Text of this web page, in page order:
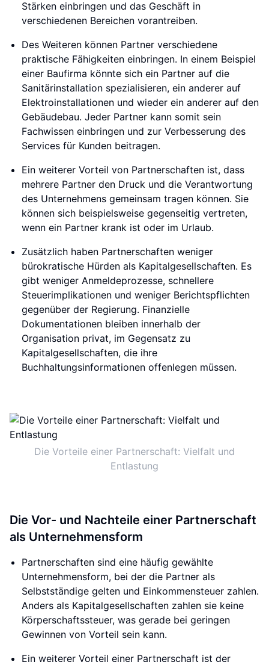
Stärken einbringen und das Geschäft in
verschiedenen Bereichen vorantreiben.
Des Weiteren können Partner verschiedene
praktische Fähigkeiten einbringen. In einem Beispiel
einer Baufirma könnte sich ein Partner auf die
Sanitärinstallation spezialisieren, ein anderer auf
Elektroinstallationen und wieder ein anderer auf den
Gebäudebau. Jeder Partner kann somit sein
Fachwissen einbringen und zur Verbesserung des
Services für Kunden beitragen.
Ein weiterer Vorteil von Partnerschaften ist, dass
mehrere Partner den Druck und die Verantwortung
des Unternehmens gemeinsam tragen können. Sie
können sich beispielsweise gegenseitig vertreten,
wenn ein Partner krank ist oder im Urlaub.
Zusätzlich haben Partnerschaften weniger
bürokratische Hürden als Kapitalgesellschaften. Es
gibt weniger Anmeldeprozesse, schnellere
Steuerimplikationen und weniger Berichtspflichten
gegenüber der Regierung. Finanzielle
Dokumentationen bleiben innerhalb der
Organisation privat, im Gegensatz zu
Kapitalgesellschaften, die ihre
Buchhaltungsinformationen offenlegen müssen.
Die Vorteile einer Partnerschaft: Vielfalt und
Entlastung
Die Vor- und Nachteile einer Partnerschaft
als Unternehmensform
Partnerschaften sind eine häufig gewählte
Unternehmensform, bei der die Partner als
Selbstständige gelten und Einkommensteuer zahlen.
Anders als Kapitalgesellschaften zahlen sie keine
Körperschaftssteuer, was gerade bei geringen
Gewinnen von Vorteil sein kann.
Ein weiterer Vorteil einer Partnerschaft ist der